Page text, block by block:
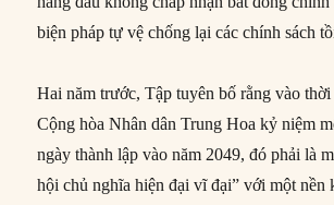
biện pháp tự vệ chống lại các chính sách
Hai năm trước, Tập tuyên bố rằng vào
Cộng hòa Nhân dân Trung Hoa kỷ niệm
ngày thành lập vào năm 2049, đó phải là
hội chủ nghĩa hiện đại vĩ đại” với một nền